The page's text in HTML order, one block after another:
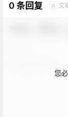
0 条回复 A 文
您